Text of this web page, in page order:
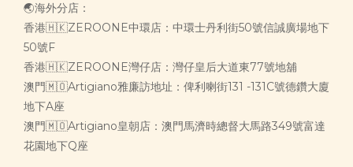
🌏海外分店：
香港🇭🇰ZEROONE中環店：中環士丹利街50號信誠廣場地下
50號F
香港🇭🇰ZEROONE灣仔店：灣仔皇后大道東77號地舖
澳門🇲🇴Artigiano雅廉訪地址：俾利喇街131 -131C號德鑽大廈
地下A座
澳門🇲🇴Artigiano皇朝店：澳門馬濟時總督大馬路349號富達
花園地下Q座